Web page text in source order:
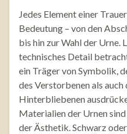
Jedes Element einer
Bedeutung – von den
bis hin zur Wahl der Urne.
technisches Detail
ein Träger von Symbolik,
des Verstorbenen als auch
Hinterbliebenen
Materialien der Urnen
der Ästhetik. Schwarz